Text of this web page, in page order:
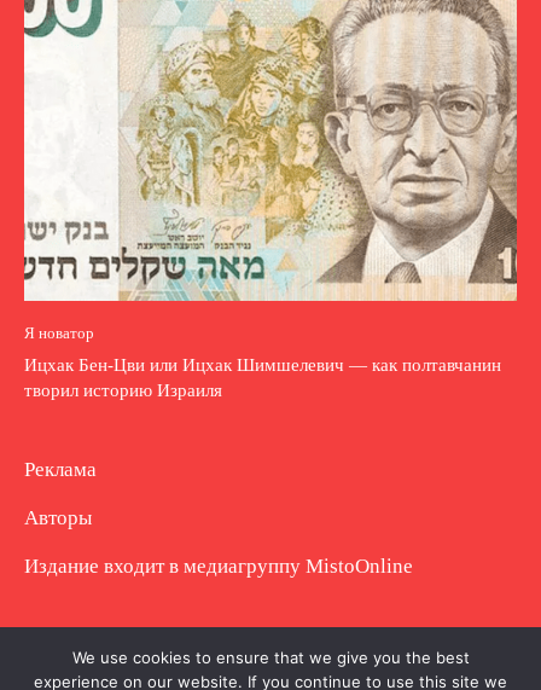
Я новатор
Ицхак Бен-Цви или Ицхак Шимшелевич — как полтавчанин
творил историю Израиля
Реклама
Авторы
Издание входит в медиагруппу MistoOnline
Copyright © Полное использование материала
We use cookies to ensure that we give you the best
experience on our website. If you continue to use this site we